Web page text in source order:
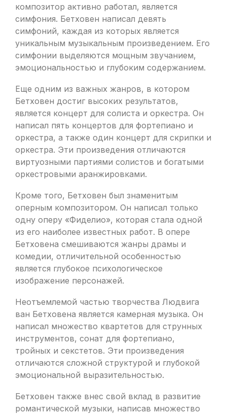
композитор активно работал, является
симфония. Бетховен написал девять
симфоний, каждая из которых является
уникальным музыкальным произведением. Его
симфонии выделяются мощным звучанием,
эмоциональностью и глубоким содержанием.
Еще одним из важных жанров, в котором
Бетховен достиг высоких результатов,
является концерт для солиста и оркестра. Он
написал пять концертов для фортепиано и
оркестра, а также один концерт для скрипки и
оркестра. Эти произведения отличаются
виртуозными партиями солистов и богатыми
оркестровыми аранжировками.
Кроме того, Бетховен был знаменитым
оперным композитором. Он написал только
одну оперу «Фиделио», которая стала одной
из его наиболее известных работ. В опере
Бетховена смешиваются жанры драмы и
комедии, отличительной особенностью
является глубокое психологическое
изображение персонажей.
Неотъемлемой частью творчества Людвига
ван Бетховена является камерная музыка. Он
написал множество квартетов для струнных
инструментов, сонат для фортепиано,
тройных и секстетов. Эти произведения
отличаются сложной структурой и глубокой
эмоциональной выразительностью.
Бетховен также внес свой вклад в развитие
романтической музыки, написав множество